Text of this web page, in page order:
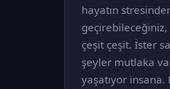
hayatın
çeşit çeşit. İster
şeyler mutlaka
yaşatıyor insana.